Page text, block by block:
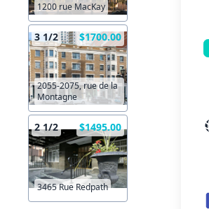
1200 rue MacKay
3 1/2 $1700.00
2055-2075, rue de la
Montagne
2 1/2 $1495.00
3465 Rue Redpath